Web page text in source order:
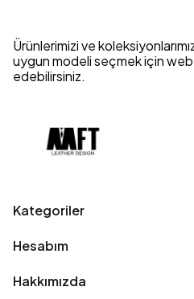
Ürünlerimizi ve
uygun modeli seçmek için
edebilirsiniz.
Kategoriler
Hesabım
Hakkımızda